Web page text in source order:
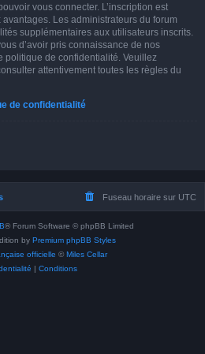
vous connecter. L’inscription est
Les administrateurs du forum
supplémentaires aux utilisateurs inscrits.
d’avoir pris connaissance de nos
politique de confidentialité. Veuillez
attentivement toutes les règles du
de confidentialité
Fuseau horaire sur UTC
® Forum Software © phpBB Limited
by Premium phpBB Styles
officielle © Miles Cellar
| Conditions